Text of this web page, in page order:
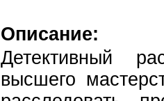
Описание:
Детективный
высшего